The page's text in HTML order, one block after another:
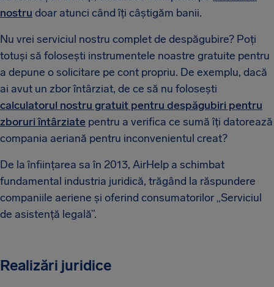
nostru doar atunci când îți câștigăm banii.
Nu vrei serviciul nostru complet de despăgubire? Poți
totuși să folosești instrumentele noastre gratuite pentru
a depune o solicitare pe cont propriu. De exemplu, dacă
ai avut un zbor întârziat, de ce să nu folosești
calculatorul nostru gratuit pentru despăgubiri pentru
zboruri întârziate pentru a verifica ce sumă îți datorează
compania aeriană pentru inconvenientul creat?
De la înființarea sa în 2013, AirHelp a schimbat
fundamental industria juridică, trăgând la răspundere
companiile aeriene și oferind consumatorilor „Serviciul
de asistență legală”.
Realizări juridice